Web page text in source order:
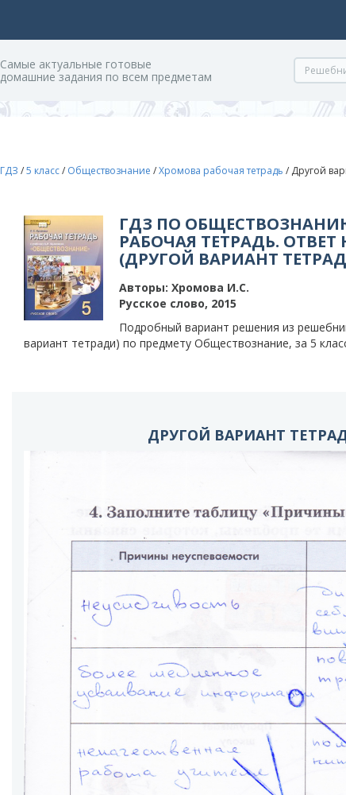
Cамые актуальные готовые
домашние задания по всем предметам
ГДЗ /5 класс/ Обществознание /Хромова рабочая тетрадь / Другой
ГДЗ ПО
РАБОЧАЯ ТЕТРАДЬ.
(ДРУГОЙ ВАРИАНТ
Авторы: Хромова И.С.
Русское слово, 2015
Подробный вариант решения из
вариант тетради) по предмету Обществознание, за 5
ДРУГОЙ ВАРИАНТ